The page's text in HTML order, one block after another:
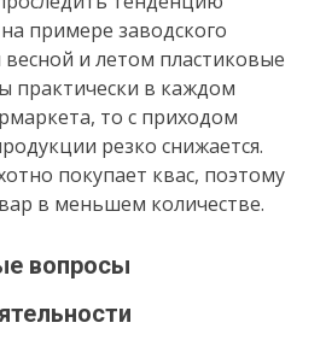
примере заводского
весной и летом пластиковые
практически в каждом
то с приходом
резко снижается.
покупает квас, поэтому
в меньшем количестве.
вопросы